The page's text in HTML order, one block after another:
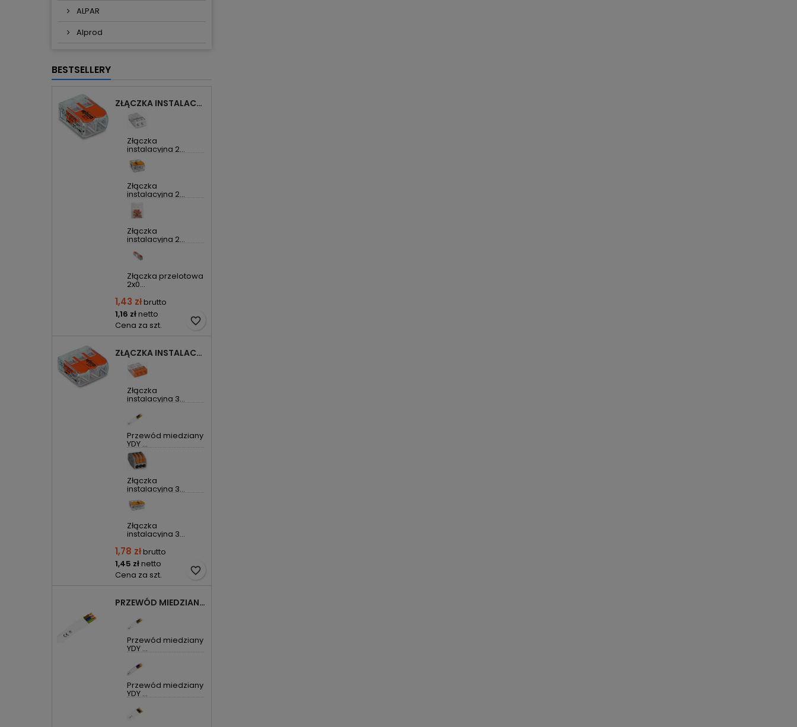
ALPAR
Alprod
BESTSELLERY
ZŁĄCZKA INSTALACYJNA 2X UNIWERSALNA COMPACT 221-412 WAGO
Złączka
instalacyjna 2...
Złączka
instalacyjna 2...
Złączka
instalacyjna 2...
Złączka przelotowa
2x0...
1,43 złbrutto
1,16 złnetto
Cena za szt.
favorite_border
ZŁĄCZKA INSTALACYJNA 3X UNIWERSALNA COMPACT 221-413 WAGO
Złączka
instalacyjna 3...
Przewód miedziany
YDY ...
Złączka
instalacyjna 3...
Złączka
instalacyjna 3...
1,78 złbrutto
1,45 złnetto
Cena za szt.
favorite_border
PRZEWÓD MIEDZIANY YDYP DRUT 3X1,5MM2 ŻO 450/750V
Przewód miedziany
YDY ...
Przewód miedziany
YDY ...